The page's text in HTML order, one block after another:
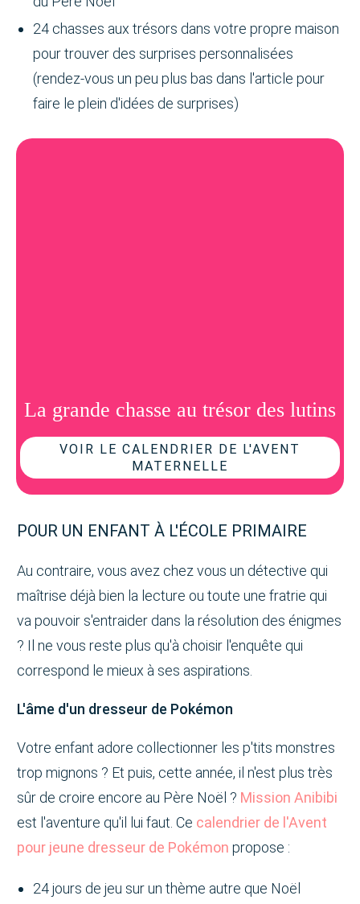
24 chasses aux trésors dans votre propre maison
pour trouver des surprises personnalisées
(rendez-vous un peu plus bas dans l'article pour
faire le plein d'idées de surprises)
La grande chasse au trésor des lutins
VOIR LE CALENDRIER DE L'AVENT
MATERNELLE
POUR UN ENFANT À L'ÉCOLE PRIMAIRE
Au contraire, vous avez chez vous un détective qui
maîtrise déjà bien la lecture ou toute une fratrie qui
va pouvoir s'entraider dans la résolution des énigmes
? Il ne vous reste plus qu'à choisir l'enquête qui
correspond le mieux à ses aspirations.
L'âme d'un dresseur de Pokémon
Votre enfant adore collectionner les p'tits monstres
trop mignons ? Et puis, cette année, il n'est plus très
sûr de croire encore au Père Noël ? Mission Anibibi
est l'aventure qu'il lui faut. Ce calendrier de l'Avent
pour jeune dresseur de Pokémon propose :
24 jours de jeu sur un thème autre que Noël